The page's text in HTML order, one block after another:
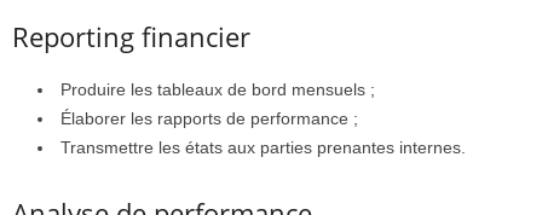
Reporting financier
Produire les tableaux de bord mensuels ;
Élaborer les rapports de performance ;
Transmettre les états aux parties prenantes internes.